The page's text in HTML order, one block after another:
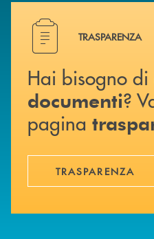
Hai bisogno di alcuni
TRASPARENZA
Hai bisogno di
documenti?
pagina
TRASPARENZA